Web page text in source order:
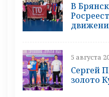
В
5 августа
Сергей
золото